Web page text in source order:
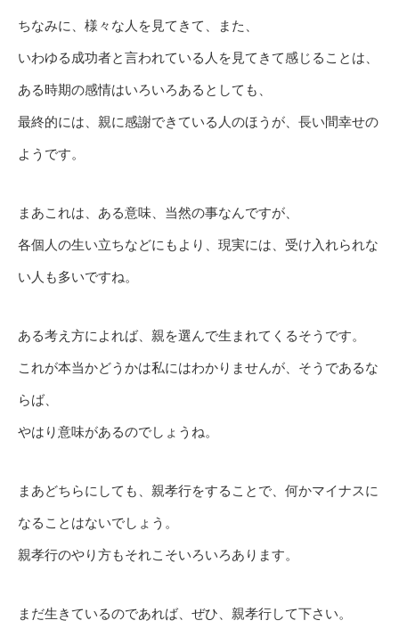
ちなみに、様々な人を見てきて、また、
いわゆる成功者と言われている人を見てきて感じることは、
ある時期の感情はいろいろあるとしても、
最終的には、親に感謝できている人のほうが、長い間幸せの
ようです。
まあこれは、ある意味、当然の事なんですが、
各個人の生い立ちなどにもより、現実には、受け入れられな
い人も多いですね。
ある考え方によれば、親を選んで生まれてくるそうです。
これが本当かどうかは私にはわかりませんが、そうであるな
らば、
やはり意味があるのでしょうね。
まあどちらにしても、親孝行をすることで、何かマイナスに
なることはないでしょう。
親孝行のやり方もそれこそいろいろあります。
まだ生きているのであれば、ぜひ、親孝行して下さい。